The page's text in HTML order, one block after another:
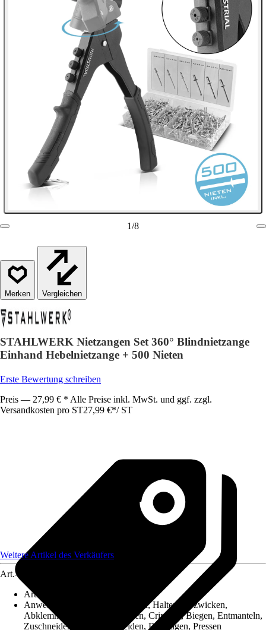
1/8
Vergleichen
STAHLWERK Nietzangen Set 360° Blindnietzange
Einhand Hebelnietzange + 500 Nieten
Erste Bewertung schreiben
Preis — 27,99 € * Alle Preise inkl. MwSt. und ggf. zzgl.
Versandkosten pro ST27,99 €*/ ST
Weitere Artikel des Verkäufers
Art.-Nr.
Artikeltyp
Anwendung
Abisolieren, Halten, Halten, Abzwicken,
Abklemmen, Greifen, Anziehen, Crimpen, Biegen, Entmanteln,
Zuschneiden, Lösen, Schneiden, Befestigen, Pressen